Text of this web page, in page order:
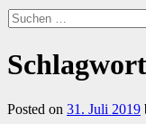
Suchen
nach:
Posted on 31. Juli 2019